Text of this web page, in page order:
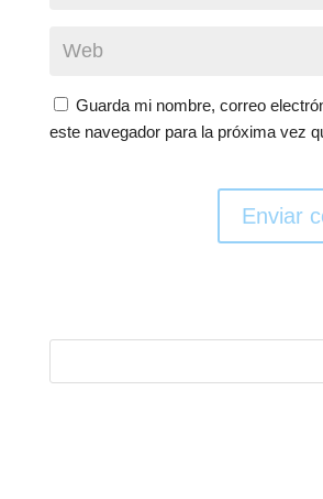
Guarda mi nombre, correo
este navegador para la próxima vez
Enviar